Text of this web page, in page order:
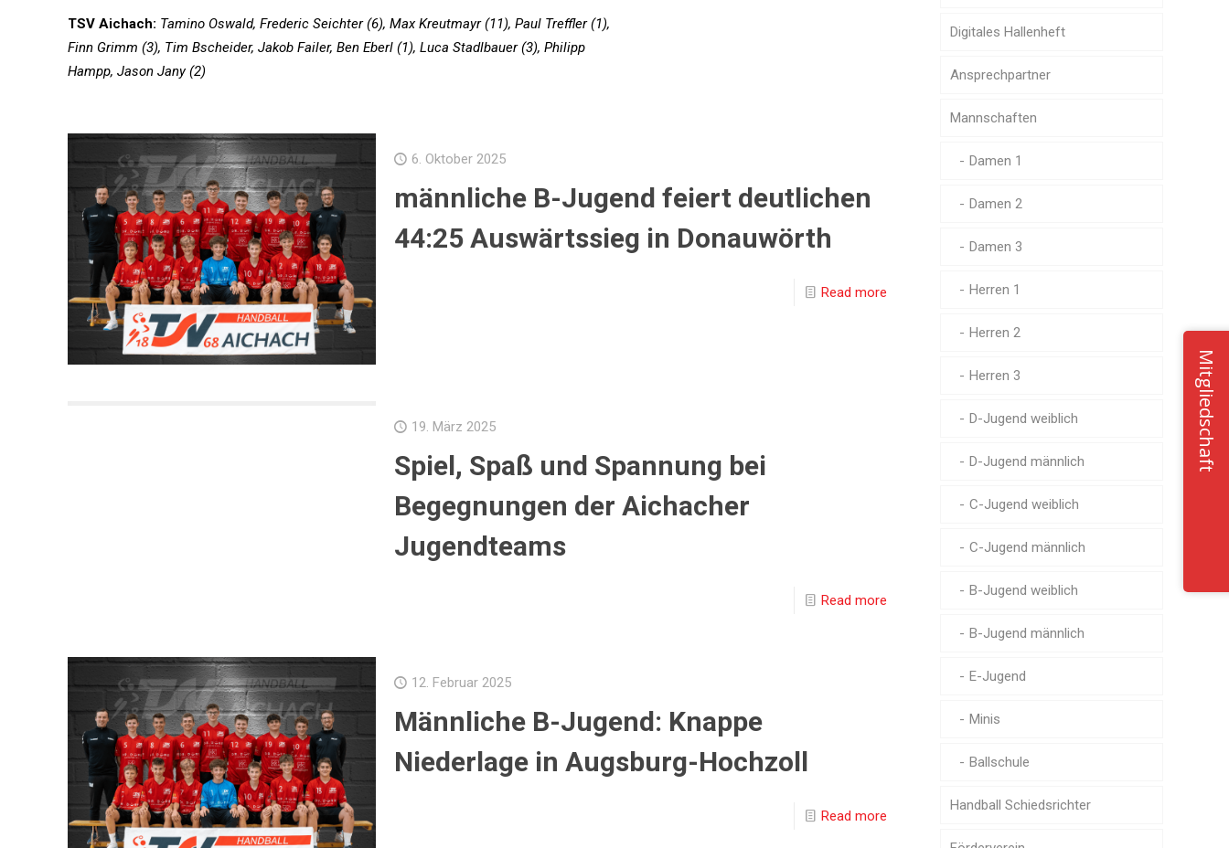
TSV Aichach: Tamino Oswald, Frederic Seichter (6), Max Kreutmayr (11), Paul Treffler (1),
Finn Grimm (3), Tim Bscheider, Jakob Failer, Ben Eberl (1), Luca Stadlbauer (3), Philipp
Hampp, Jason Jany (2)
6. Oktober 2025
männliche B-Jugend feiert deutlichen
44:25 Auswärtssieg in Donauwörth
Read more
19. März 2025
Spiel, Spaß und Spannung bei
Begegnungen der Aichacher
Jugendteams
Read more
12. Februar 2025
Männliche B-Jugend: Knappe
Niederlage in Augsburg-Hochzoll
Read more
Digitales Hallenheft
Ansprechpartner
Mannschaften
Damen 1
Damen 2
Damen 3
Herren 1
Herren 2
Herren 3
D-Jugend weiblich
D-Jugend männlich
C-Jugend weiblich
C-Jugend männlich
B-Jugend weiblich
B-Jugend männlich
E-Jugend
Minis
Ballschule
Handball Schiedsrichter
Mitgliedschaft